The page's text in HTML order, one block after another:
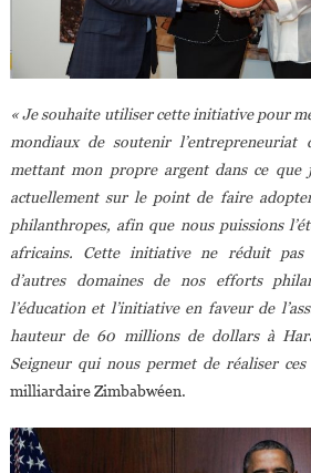
« Je souhaite utiliser cette initiative pour
mondiaux de soutenir l’entrepreneuriat
mettant mon propre argent dans ce que
actuellement sur le point de faire
philanthropes, afin que nous puissions
africains. Cette initiative ne réduit pas
d’autres domaines de nos efforts
l’éducation et l’initiative en faveur de
hauteur de 60 millions de dollars à
Seigneur qui nous permet de réaliser
milliardaire Zimbabwéen.